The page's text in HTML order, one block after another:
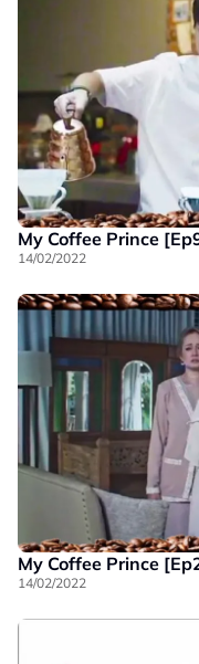
My Coffee Prince
14/02/2022
My Coffee Prince
14/02/2022